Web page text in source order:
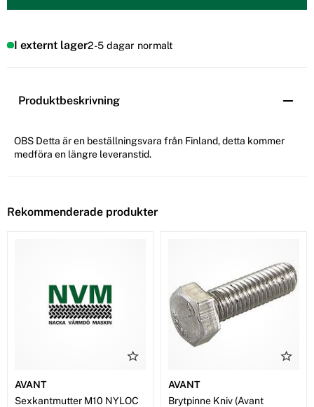
I externt lager2-5 dagar normalt
Produktbeskrivning
OBS Detta är en beställningsvara från Finland, detta kommer
medföra en längre leveranstid.
Rekommenderade produkter
AVANT
Sexkantmutter M10 NYLOC
AVANT
Brytpinne Kniv (Avant